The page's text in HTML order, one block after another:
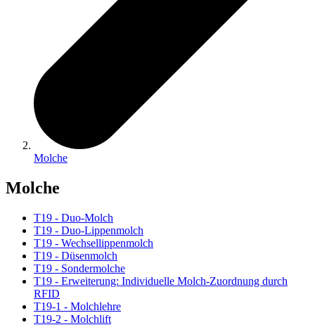
Molche
Molche
T19 - Duo-Molch
T19 - Duo-Lippenmolch
T19 - Wechsellippenmolch
T19 - Düsenmolch
T19 - Sondermolche
T19 - Erweiterung: Individuelle Molch-Zuordnung durch
RFID
T19-1 - Molchlehre
T19-2 - Molchlift